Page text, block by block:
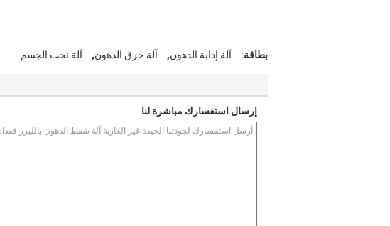
بطاقة: آلة إذابة الدهون, آلة حرق الدهون, آلة نحت الجسم
إرسال استفسارك مباشرة لنا